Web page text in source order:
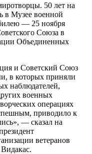
50 лет на
в Музее военной
— 25 ноября
Союза в
Объединенных
и Советский Союз
в которых приняли
наблюдателей,
военных
операциях
приводило к
— сказал на
ветеранов